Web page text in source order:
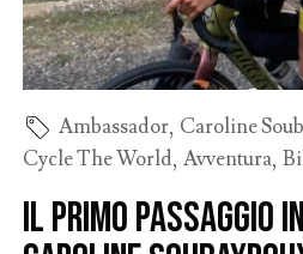
Ambassador, Caroline
Cycle The World, Avventura,
Il primo passaggio